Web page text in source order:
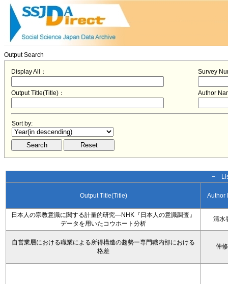
Output Search
Display All： Survey
Output Title(Title)： Author
Sort by:
−
Output Title(Title) Author
日本人の宗教意識に関する計量的研究―NHK『日本人の意識調査』
データを用いたコウホート分析
清水
自営業層における職業による所得構造の趨勢ー専門職内部における
格差
仲